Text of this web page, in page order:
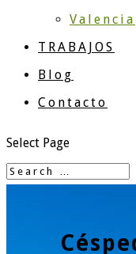
Valencia
TRABAJOS
Blog
Contacto
Select Page